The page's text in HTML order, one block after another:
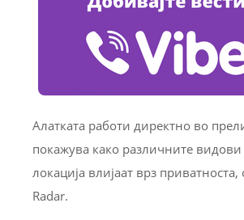
Алатката работи директно во
покажува како различните видови
локација влијаат врз приватноста,
Radar.